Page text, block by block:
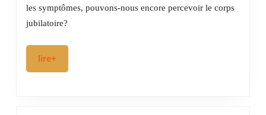
jubilatoire
les symptômes, pouvons-nous encore percevoir le corps
jubilatoire?
lire+